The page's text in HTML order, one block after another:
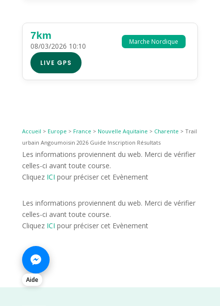
Marche Nordique
7km
08/03/2026 10:10
LIVE GPS
Accueil > Europe > France > Nouvelle Aquitaine > Charente > Trail
urbain Angoumoisin 2026 Guide Inscription Résultats
Les informations proviennent du web. Merci de vérifier
celles-ci avant toute course.
Cliquez ICI pour préciser cet Evènement
Les informations proviennent du web. Merci de vérifier
celles-ci avant toute course.
Cliquez ICI pour préciser cet Evènement
Aide